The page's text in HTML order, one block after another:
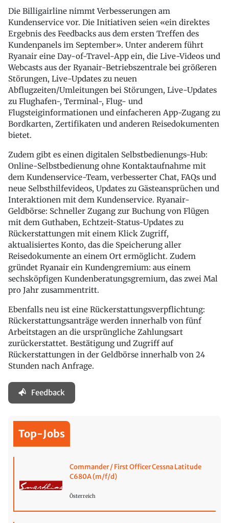
Die Billigairline nimmt Verbesserungen am
Kundenservice vor. Die Initiativen seien «ein direktes
Ergebnis des Feedbacks aus dem ersten Treffen des
Kundenpanels im September». Unter anderem führt
Ryanair eine Day-of-Travel-App ein, die Live-Videos und
Webcasts aus der Ryanair-Betriebszentrale bei größeren
Störungen, Live-Updates zu neuen
Abflugzeiten/Umleitungen bei Störungen, Live-Updates
zu Flughafen-, Terminal-, Flug- und
Flugsteiginformationen und einfacheren App-Zugang zu
Bordkarten, Zertifikaten und anderen Reisedokumenten
bietet.
Zudem gibt es einen digitalen Selbstbedienungs-Hub:
Online-Selbstbedienung ohne Kontaktaufnahme mit
dem Kundenservice-Team, verbesserter Chat, FAQs und
neue Selbsthilfevideos, Updates zu Gästeansprüchen und
Interaktionen mit dem Kundenservice. Ryanair-
Geldbörse: Schneller Zugang zur Buchung von Flügen
mit dem Guthaben, Echtzeit-Status-Updates zu
Rückerstattungen mit einem Klick Zugriff,
aktualisiertes Konto, das die Speicherung aller
Reisedokumente an einem Ort ermöglicht. Zudem
gründet Ryanair ein Kundengremium: aus einem
sechsköpfigen Kundenberatungsgremium, das zwei Mal
pro Jahr zusammentritt.
Ebenfalls neu ist eine Rückerstattungsverpflichtung:
Rückerstattungsanträge werden innerhalb von fünf
Arbeitstagen an die ursprüngliche Zahlungsart
zurückerstattet. Bestätigung und Zugriff auf
Rückerstattungen in der Geldbörse innerhalb von 24
Stunden nach Anfrage.
Feedback
Top-Jobs
Commander / First Officer Cessna Latitude
C680A (m/f/d)
Österreich